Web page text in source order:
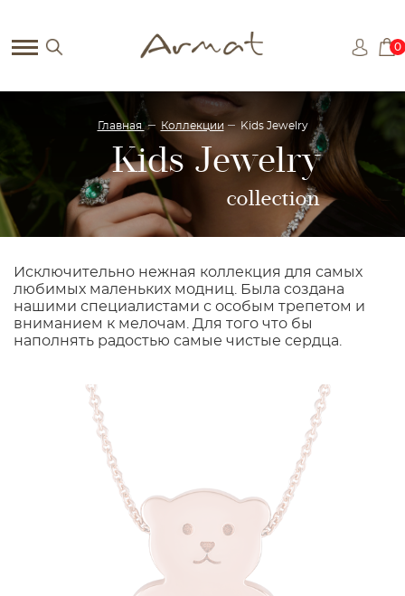
0
Главная Коллекции Kids Jewelry
Kids Jewelry
collection
Исключительно нежная коллекция для самых
любимых маленьких модниц. Была создана
нашими специалистами с особым трепетом и
вниманием к мелочам. Для того что бы
наполнять радостью самые чистые сердца.